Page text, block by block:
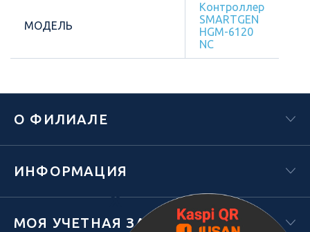
МОДЕЛЬ
Контроллер
SMARTGEN
HGM-6120
NC
Х
О ФИЛИАЛЕ
ИНФОРМАЦИЯ
МОЯ УЧЕТНАЯ ЗАПИСЬ